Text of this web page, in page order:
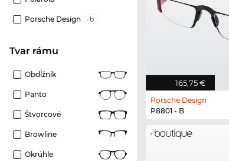
Porsche Design
Tvar rámu
Obdĺžnik
Panto
Štvorcové
Browline
Okrúhle
165,75 €
Porsche Design
P8801 - B